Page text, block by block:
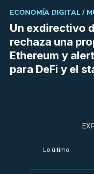
Un exdirectivo
rechaza una
Ethereum y
para DeFi y el
ECONOMÍA DIGITAL /
Lo último